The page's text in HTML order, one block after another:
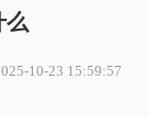
么
10-23 15:59:57